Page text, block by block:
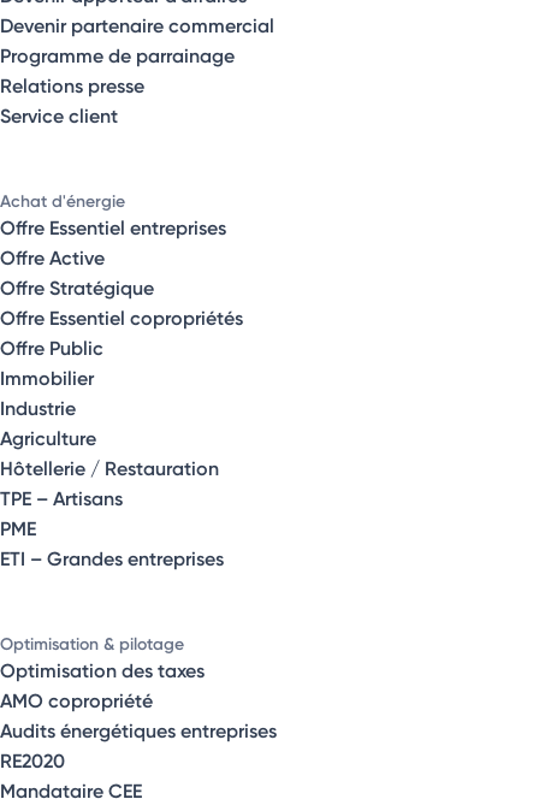
Devenir partenaire commercial
Programme de parrainage
Relations presse
Service client
Achat d'énergie
Offre Essentiel entreprises
Offre Active
Offre Stratégique
Offre Essentiel copropriétés
Offre Public
Immobilier
Industrie
Agriculture
Hôtellerie / Restauration
TPE – Artisans
PME
ETI – Grandes entreprises
Optimisation & pilotage
Optimisation des taxes
AMO copropriété
Audits énergétiques entreprises
RE2020
Mandataire CEE